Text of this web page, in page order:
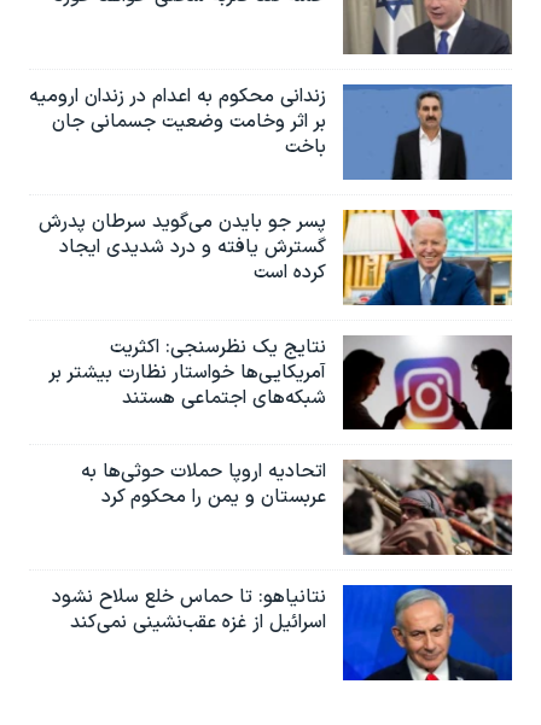
زندانی محکوم به اعدام در زندان ارومیه
بر اثر وخامت وضعیت جسمانی جان
باخت
پسر جو بایدن می‌گوید سرطان پدرش
گسترش یافته و درد شدیدی ایجاد
کرده است
نتایج یک نظرسنجی: اکثریت
آمریکایی‌ها خواستار نظارت بیشتر بر
شبکه‌های اجتماعی هستند
اتحادیه اروپا حملات حوثی‌ها به
عربستان و یمن را محکوم کرد
نتانیاهو: تا حماس خلع سلاح نشود
اسرائیل از غزه عقب‌نشینی نمی‌کند